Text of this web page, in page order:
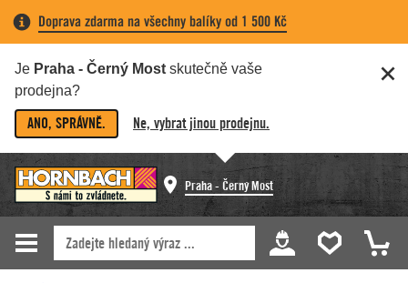
Doprava zdarma na všechny balíky od 1 500 Kč
Je Praha - Černý Most skutečně vaše
prodejna?
ANO, SPRÁVNĚ. Ne, vybrat jinou prodejnu.
Praha - Černý Most